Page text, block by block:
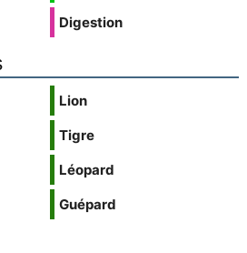
Digestion
Lion
Tigre
Léopard
Guépard